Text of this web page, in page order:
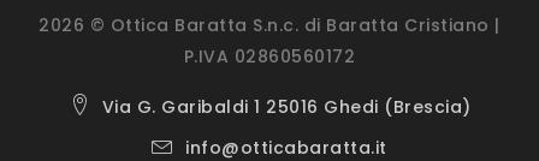
2026 © Ottica Baratta S.n.c. di Baratta Cristiano |
P.IVA 02860560172
Via G. Garibaldi 1 25016 Ghedi (Brescia)
info@otticabaratta.it